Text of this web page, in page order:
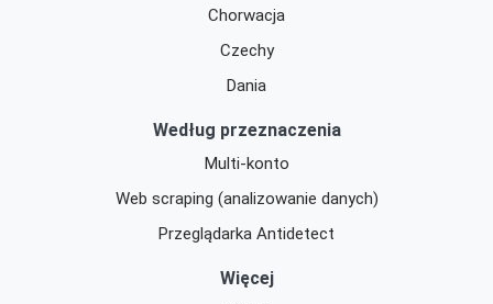
Chorwacja
Czechy
Dania
Według przeznaczenia
Multi-konto
Web scraping (analizowanie danych)
Przeglądarka Antidetect
Więcej